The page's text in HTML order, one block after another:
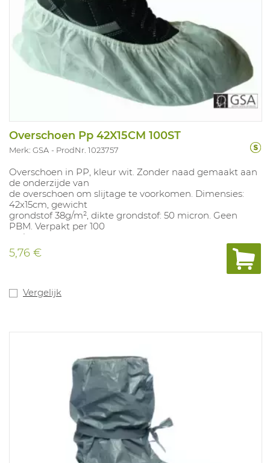
Overschoen Pp 42X15CM 100ST
Merk: GSA ProdNr. 1023757
Overschoen in PP, kleur wit. Zonder naad gemaakt aan
de onderzijde van
de overschoen om slijtage te voorkomen. Dimensies:
42x15cm, gewicht
grondstof 38g/m², dikte grondstof: 50 micron. Geen
PBM. Verpakt per 100
stuks.
5,76 €
Vergelijk